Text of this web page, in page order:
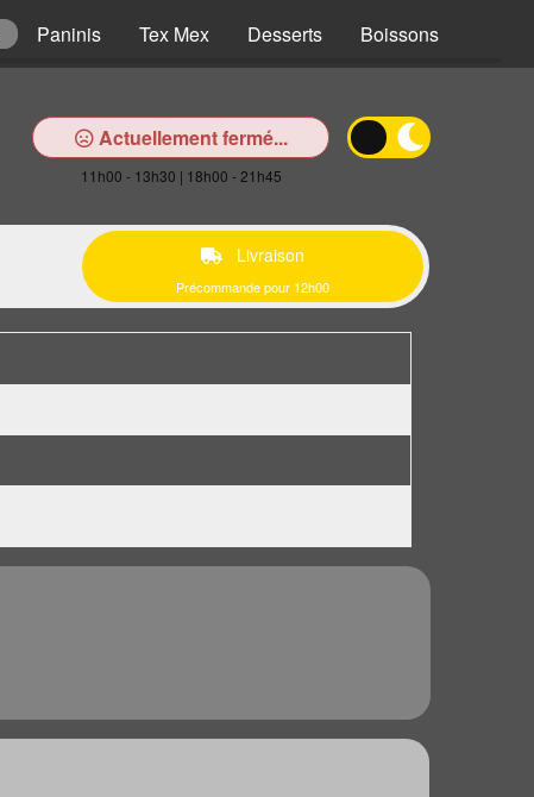
Paninis Tex Mex Desserts Boissons
Actuellement fermé...
11h00 - 13h30 | 18h00 - 21h45
Livraison
Précommande pour 12h00